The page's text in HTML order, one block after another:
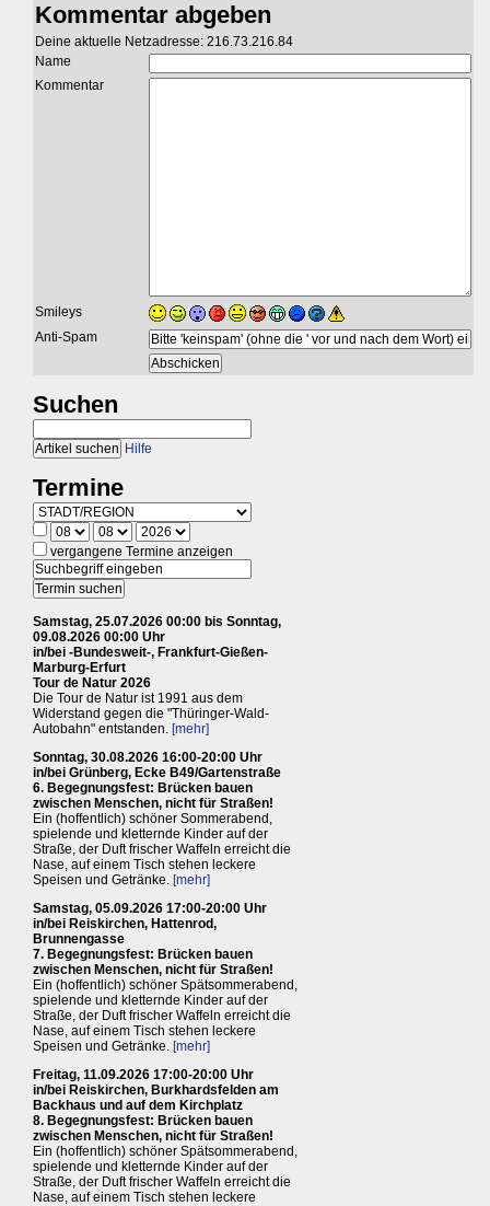
Kommentar abgeben
Deine aktuelle Netzadresse: 216.73.216.84
Name
Kommentar
Smileys
Anti-Spam
Suchen
Hilfe
Termine
vergangene Termine anzeigen
Samstag, 25.07.2026 00:00 bis Sonntag,
09.08.2026 00:00 Uhr
in/bei -Bundesweit-, Frankfurt-Gießen-
Marburg-Erfurt
Tour de Natur 2026
Die Tour de Natur ist 1991 aus dem
Widerstand gegen die "Thüringer-Wald-
Autobahn" entstanden. [mehr]
Sonntag, 30.08.2026 16:00-20:00 Uhr
in/bei Grünberg, Ecke B49/Gartenstraße
6. Begegnungsfest: Brücken bauen
zwischen Menschen, nicht für Straßen!
Ein (hoffentlich) schöner Sommerabend,
spielende und kletternde Kinder auf der
Straße, der Duft frischer Waffeln erreicht die
Nase, auf einem Tisch stehen leckere
Speisen und Getränke. [mehr]
Samstag, 05.09.2026 17:00-20:00 Uhr
in/bei Reiskirchen, Hattenrod,
Brunnengasse
7. Begegnungsfest: Brücken bauen
zwischen Menschen, nicht für Straßen!
Ein (hoffentlich) schöner Spätsommerabend,
spielende und kletternde Kinder auf der
Straße, der Duft frischer Waffeln erreicht die
Nase, auf einem Tisch stehen leckere
Speisen und Getränke. [mehr]
Freitag, 11.09.2026 17:00-20:00 Uhr
in/bei Reiskirchen, Burkhardsfelden am
Backhaus und auf dem Kirchplatz
8. Begegnungsfest: Brücken bauen
zwischen Menschen, nicht für Straßen!
Ein (hoffentlich) schöner Spätsommerabend,
spielende und kletternde Kinder auf der
Straße, der Duft frischer Waffeln erreicht die
Nase, auf einem Tisch stehen leckere